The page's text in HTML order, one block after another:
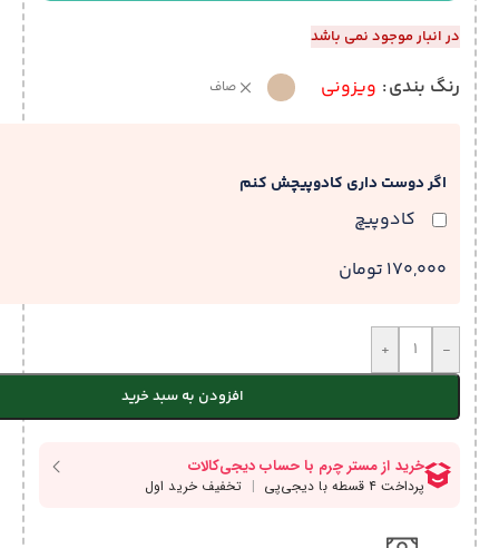
در انبار موجود نمی باشد
رنگ بندی ویزونی صاف
اگر دوست داری کادوپیچش کنم
کادوپیچ
170,000 تومان
-
+
افزودن به سبد خرید